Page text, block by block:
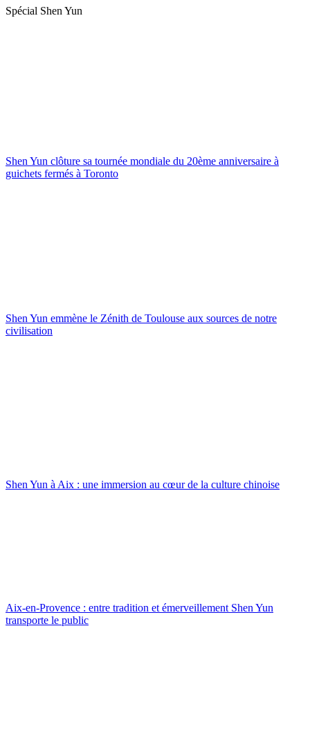
Spécial Shen Yun
Shen Yun clôture sa tournée mondiale du 20ème anniversaire à
guichets fermés à Toronto
Shen Yun emmène le Zénith de Toulouse aux sources de notre
civilisation
Shen Yun à Aix : une immersion au cœur de la culture chinoise
Aix-en-Provence : entre tradition et émerveillement Shen Yun
transporte le public